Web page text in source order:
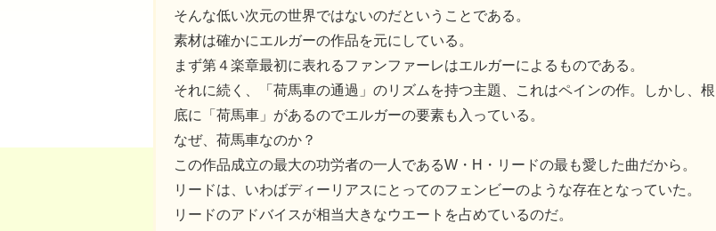
そんな低い次元の世界ではないのだということである。
素材は確かにエルガーの作品を元にしている。
まず第４楽章最初に表れるファンファーレはエルガーによるものである。
それに続く、「荷馬車の通過」のリズムを持つ主題、これはペインの作。しかし、根
底に「荷馬車」があるのでエルガーの要素も入っている。
なぜ、荷馬車なのか？
この作品成立の最大の功労者の一人であるW・H・リードの最も愛した曲だから。
リードは、いわばディーリアスにとってのフェンビーのような存在となっていた。
リードのアドバイスが相当大きなウエートを占めているのだ。